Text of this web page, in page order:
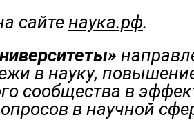
сайте наука.рф.
в науку,
сообщества в
в научной